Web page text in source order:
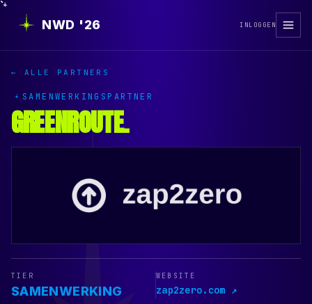
NWD '26 INLOGGEN
← ALLE PARTNERS
SAMENWERKINGSPARTNER
GREENROUTE.
TIER
SAMENWERKING
WEBSITE
zap2zero.com ↗